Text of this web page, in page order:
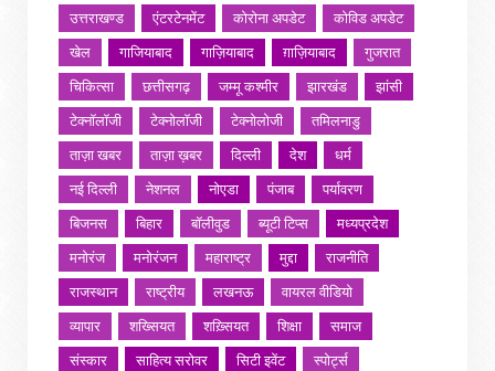
उत्तराखण्ड
एंटरटेनमेंट कोरोना अपडेट
कोविड अपडेट
खेल
गाजियाबाद गाज़ियाबाद ग़ाज़ियाबाद
गुजरात
चिकित्सा
छत्तीसगढ़ जम्मू कश्मीर झारखंड
झांसी
टेक्नॉलॉजी
टेक्नोलॉजी टेक्नोलोजी
तमिलनाडु
ताज़ा खबर
ताज़ा ख़बर दिल्ली देश
धर्म
नई दिल्ली
नेशनल नोएडा पंजाब
पर्यावरण
बिजनस
बिहार बॉलीवुड ब्यूटी टिप्स
मध्यप्रदेश
मनोरंज
मनोरंजन महाराष्ट्र मुद्दा
राजनीति
राजस्थान
राष्ट्रीय लखनऊ
वायरल वीडियो
व्यापार
शख्सियत शख़्सियत शिक्षा
समाज
संस्कार
साहित्य सरोवर सिटी इवेंट
स्पोर्ट्स